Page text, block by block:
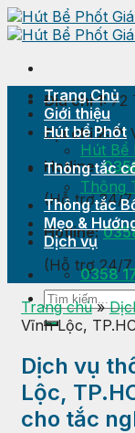
Skip
to
Địa chỉ 1:72
Địa chỉ 2:P.
Hotline:
(Hỗ trợ 24/
Hotline:
(Hỗ trợ 24/
Trang Chủ
Giới thiệu
Hút bể Phốt
Hút Bể
Thông tắc
Thông
Thông tắc
Mẹo &
Dịch vụ
0358
Trang chủ»
Vĩnh Lộc,
Dịch vụ
Lộc,
cho tắc